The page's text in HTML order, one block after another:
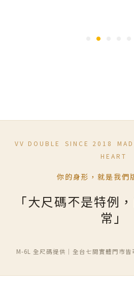
VV DOUBLE SINCE 2018
HEART
你的身形，就是我們
「大尺碼不是特例
常」
M-6L 全尺碼提供｜全台七間實體門市